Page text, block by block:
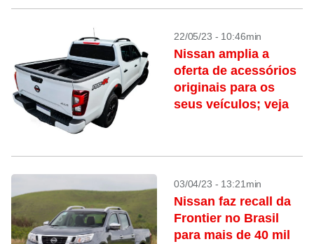
22/05/23 - 10:46min
Nissan amplia a
oferta de acessórios
originais para os
seus veículos; veja
03/04/23 - 13:21min
Nissan faz recall da
Frontier no Brasil
para mais de 40 mil